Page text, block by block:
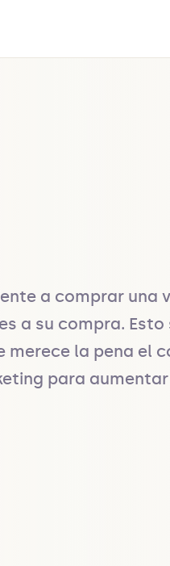
a comprar una
a su compra.
la pena el
para